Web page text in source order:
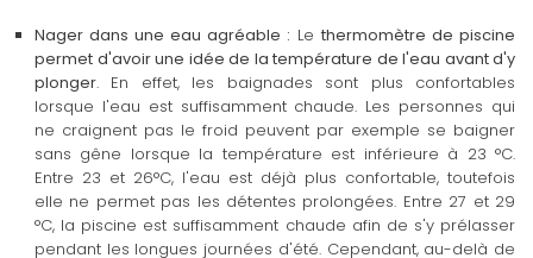
Nager dans une eau agréable : Le thermomètre de piscine
permet d'avoir une idée de la température de l'eau avant d'y
plonger. En effet, les baignades sont plus confortables
lorsque l'eau est suffisamment chaude. Les personnes qui
ne craignent pas le froid peuvent par exemple se baigner
sans gêne lorsque la température est inférieure à 23 °C.
Entre 23 et 26°C, l'eau est déjà plus confortable, toutefois
elle ne permet pas les détentes prolongées. Entre 27 et 29
°C, la piscine est suffisamment chaude afin de s'y prélasser
pendant les longues journées d'été. Cependant, au-delà de